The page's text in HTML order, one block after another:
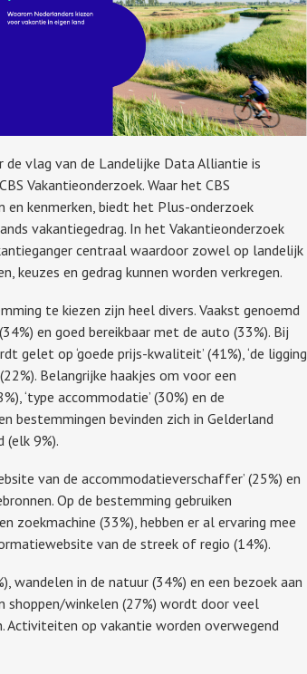
vlag van de Landelijke Data Alliantie is
Vakantieonderzoek. Waar het CBS
kenmerken, biedt het Plus-onderzoek
vakantiegedrag. In het Vakantieonderzoek
centraal waardoor zowel op landelijk
keuzes en gedrag kunnen worden verkregen.
te kiezen zijn heel divers. Vaakst genoemd
en goed bereikbaar met de auto (33%). Bij
op ‘goede prijs-kwaliteit’ (41%), ‘de ligging
Belangrijke haakjes om voor een
‘type accommodatie’ (30%) en de
bestemmingen bevinden zich in Gelderland
(elk 9%).
van de accommodatieverschaffer’ (25%) en
Op de bestemming gebruiken
zoekmachine (33%), hebben er al ervaring mee
van de streek of regio (14%).
in de natuur (34%) en een bezoek aan
shoppen/winkelen (27%) wordt door veel
Activiteiten op vakantie worden overwegend